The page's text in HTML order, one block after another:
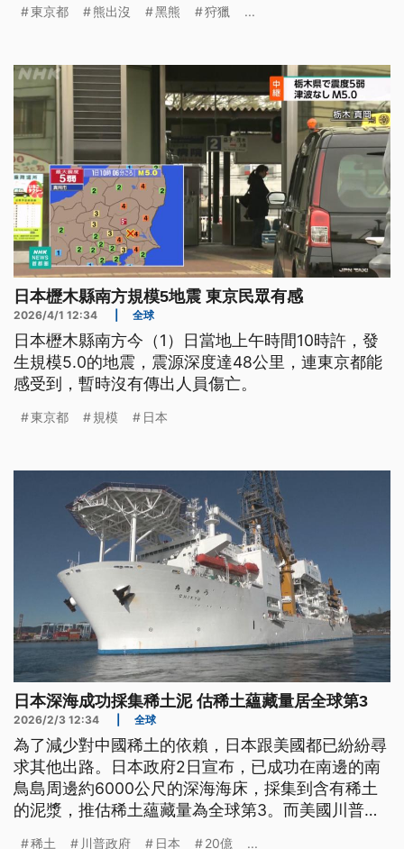
東京都 熊出沒 黑熊 狩獵 ...
日本櫪木縣南方規模5地震 東京民眾有感
2026/4/1 12:34 全球
日本櫪木縣南方今（1）日當地上午時間10時許，發
生規模5.0的地震，震源深度達48公里，連東京都能
感受到，暫時沒有傳出人員傷亡。
東京都 規模 日本
日本深海成功採集稀土泥 估稀土蘊藏量居全球第3
2026/2/3 12:34 全球
為了減少對中國稀土的依賴，日本跟美國都已紛紛尋
求其他出路。日本政府2日宣布，已成功在南邊的南
鳥島周邊約6000公尺的深海海床，採集到含有稀土
的泥漿，推估稀土蘊藏量為全球第3。而美國川普政
稀土 川普政府 日本 20億 ...